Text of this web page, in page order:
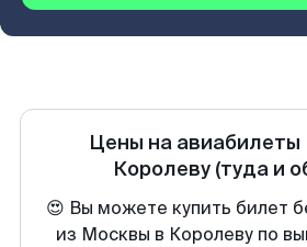
Цены на авиабилеты
Королеву (туда и
😍 Вы можете купить билет
из Москвы в Королеву по